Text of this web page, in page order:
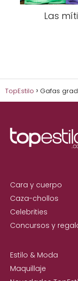
Las
TopEstilo Gafas
Cara y cuerpo
Caza-chollos
Celebrities
Concursos y
Estilo & Moda
Maquillaje